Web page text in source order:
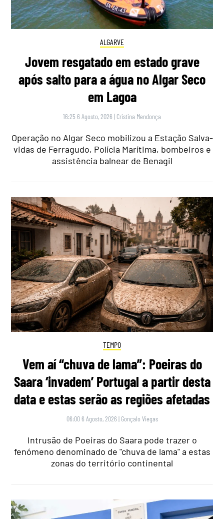
ALGARVE
Jovem resgatado em estado grave
após salto para a água no Algar Seco
em Lagoa
16:25 6 Agosto, 2026 | Cristina Mendonça
Operação no Algar Seco mobilizou a Estação Salva-
vidas de Ferragudo, Polícia Marítima, bombeiros e
assistência balnear de Benagil
TEMPO
Vem aí “chuva de lama”: Poeiras do
Saara ‘invadem’ Portugal a partir desta
data e estas serão as regiões afetadas
06:00 6 Agosto, 2026 | Gonçalo Viegas
Intrusão de Poeiras do Saara pode trazer o
fenómeno denominado de "chuva de lama" a estas
zonas do território continental